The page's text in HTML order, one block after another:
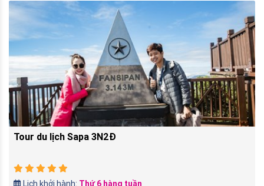
Tour du lịch Sapa 3N2Đ
Lịch khởi hành: Thứ 6 hàng tuần